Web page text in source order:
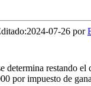
2024-07-26 por
determina restando
por impuesto de